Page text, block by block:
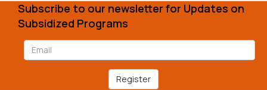
Subscribe to our newsletter for Updates on
Subsidized Programs
Register